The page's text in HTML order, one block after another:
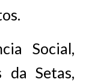
Social,
da Setas,